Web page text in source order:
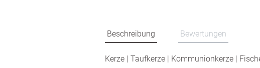
Beschreibung Bewertungen
Kerze | Taufkerze | Kommunionkerze |